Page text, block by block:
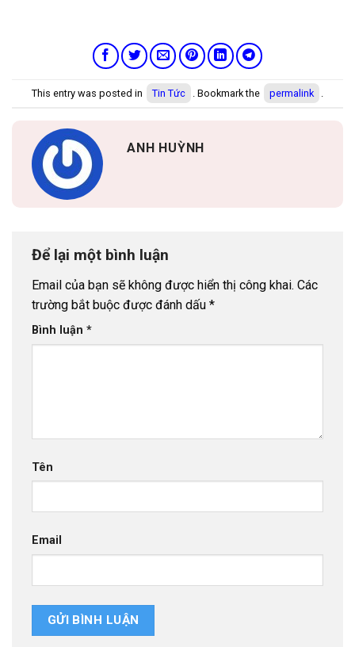
This entry was posted in Tin Tức . Bookmark the permalink
ANH HUỲNH
Để lại một bình luận
Email của bạn sẽ không được hiển thị công khai. Các
trường bắt buộc được đánh dấu *
Bình luận *
Tên
Email